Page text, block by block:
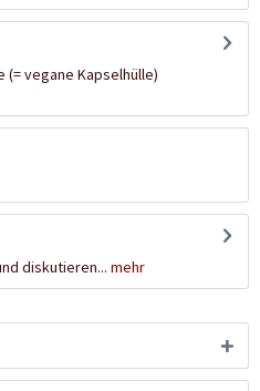
(= vegane Kapselhülle)
diskutieren... mehr